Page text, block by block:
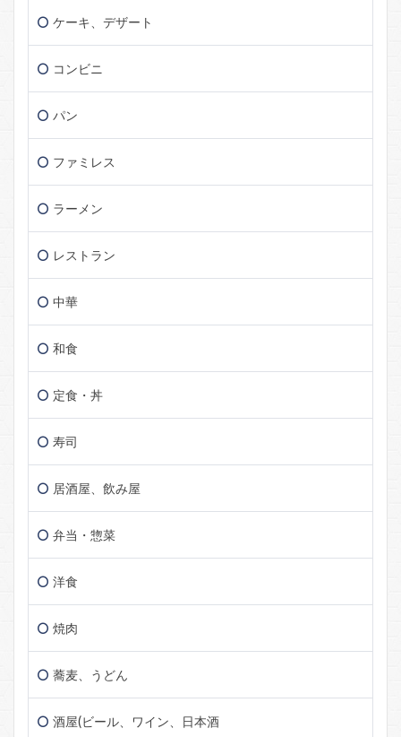
ケーキ、デザート
コンビニ
パン
ファミレス
ラーメン
レストラン
中華
和食
定食・丼
寿司
居酒屋、飲み屋
弁当・惣菜
洋食
焼肉
蕎麦、うどん
酒屋(ビール、ワイン、日本酒